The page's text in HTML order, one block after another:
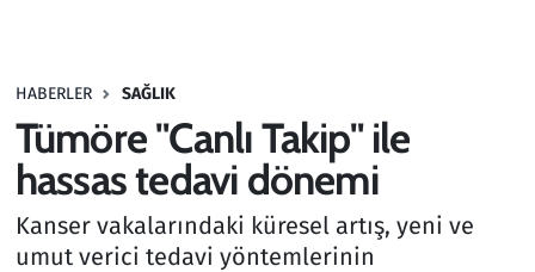
HABERLER SAĞLIK
Tümöre "Canlı Takip" ile
hassas tedavi dönemi
Kanser vakalarındaki küresel artış, yeni ve
umut verici tedavi yöntemlerinin
Haber
Kültür Sanat
Kurumsal Haberler